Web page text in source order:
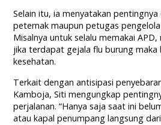
Selain itu, ia menyatakan
peternak maupun petugas
Misalnya untuk selalu memakai
jika terdapat gejala flu burung maka
kesehatan.
Terkait dengan antisipasi
Kamboja, Siti mengungkap
perjalanan. “Hanya saja saat ini
atau kapal penumpang langsung